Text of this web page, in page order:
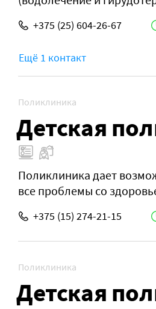
+375 (25) 604-26-67
Ещё 1 контакт
Поликлиника
Детская
Поликлиника дает
все проблемы со
+375 (15) 274-21-15
Поликлиника
Детская